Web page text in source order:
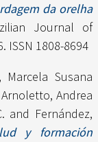
da orelha
Journal of
ISSN 1808-8694
Marcela Susana
Arnoletto, Andrea
and Fernández,
y formación